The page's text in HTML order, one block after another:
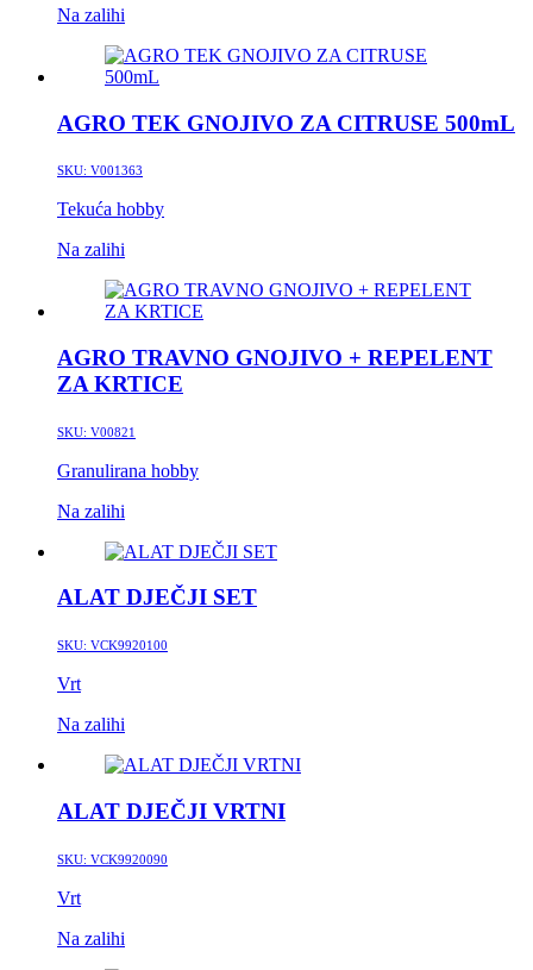
Na zalihi
AGRO TEK GNOJIVO ZA CITRUSE 500mL
SKU: V001363
Tekuća hobby
Na zalihi
AGRO TRAVNO GNOJIVO + REPELENT
ZA KRTICE
SKU: V00821
Granulirana hobby
Na zalihi
ALAT DJEČJI SET
SKU: VCK9920100
Vrt
Na zalihi
ALAT DJEČJI VRTNI
SKU: VCK9920090
Vrt
Na zalihi